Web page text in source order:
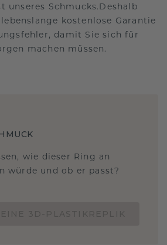
unseres Schmucks.Deshalb
kostenlose Garantie
damit Sie sich für
machen müssen.
wie dieser Ring an
würde und ob er passt?